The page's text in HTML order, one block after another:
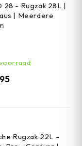
28 - Rugzak 28L |
| Meerdere
Rugzak 22L -